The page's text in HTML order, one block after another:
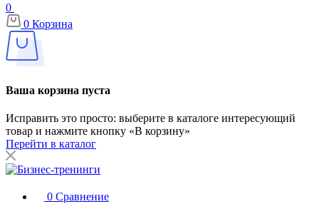
0
0 Корзина
Ваша корзина пуста
Исправить это просто: выберите в каталоге интересующий
товар и нажмите кнопку «В корзину»
Перейти в каталог
0 Сравнение